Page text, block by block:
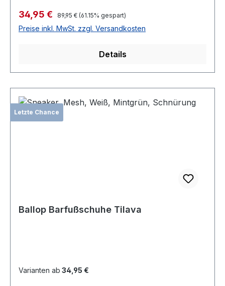
Verkaufspreis:
34,95 € Regulärer Preis:
89,95 € (61.15% gespart)
Preise inkl. MwSt. zzgl. Versandkosten
Details
Letzte Chance
Ballop Barfußschuhe Tilava
Varianten ab 34,95 €